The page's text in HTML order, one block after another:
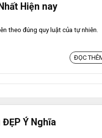
Hiện nay
theo đúng quy luật của tự nhiên.
ĐỌC
Ý Nghĩa